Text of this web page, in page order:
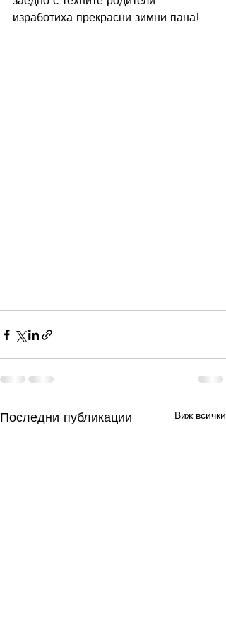
изработиха прекрасни зимни пана!
Последни публикации Виж всички